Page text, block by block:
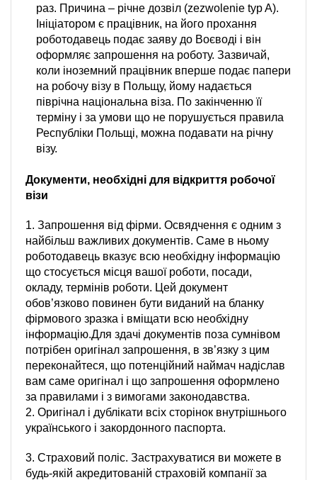
раз. Причина – річне дозвіл (zezwolenie typ A).
Ініціатором є працівник, на його прохання
роботодавець подає заяву до Воєводі і він
оформляє запрошення на роботу. Зазвичай,
коли іноземний працівник вперше подає папери
на робочу візу в Польщу, йому надається
піврічна національна віза. По закінченню її
терміну і за умови що не порушується правила
Республіки Польщі, можна подавати на річну
візу.
Документи, необхідні для відкриття робочої
візи
1. Запрошення від фірми. Освядчення є одним з
найбільш важливих документів. Саме в ньому
роботодавець вказує всю необхідну інформацію
що стосується місця вашої роботи, посади,
окладу, термінів роботи. Цей документ
обов’язково повинен бути виданий на бланку
фірмового зразка і вміщати всю необхідну
інформацію.Для здачі документів поза сумнівом
потрібен оригінал запрошення, в зв’язку з цим
переконайтеся, що потенційний наймач надіслав
вам саме оригінал і що запрошення оформлено
за правилами і з вимогами законодавства.
2. Оригінал і дублікати всіх сторінок внутрішнього
українського і закордонного паспорта.
3. Страховий поліс. Застрахуватися ви можете в
будь-якій акредитованій страховій компанії за